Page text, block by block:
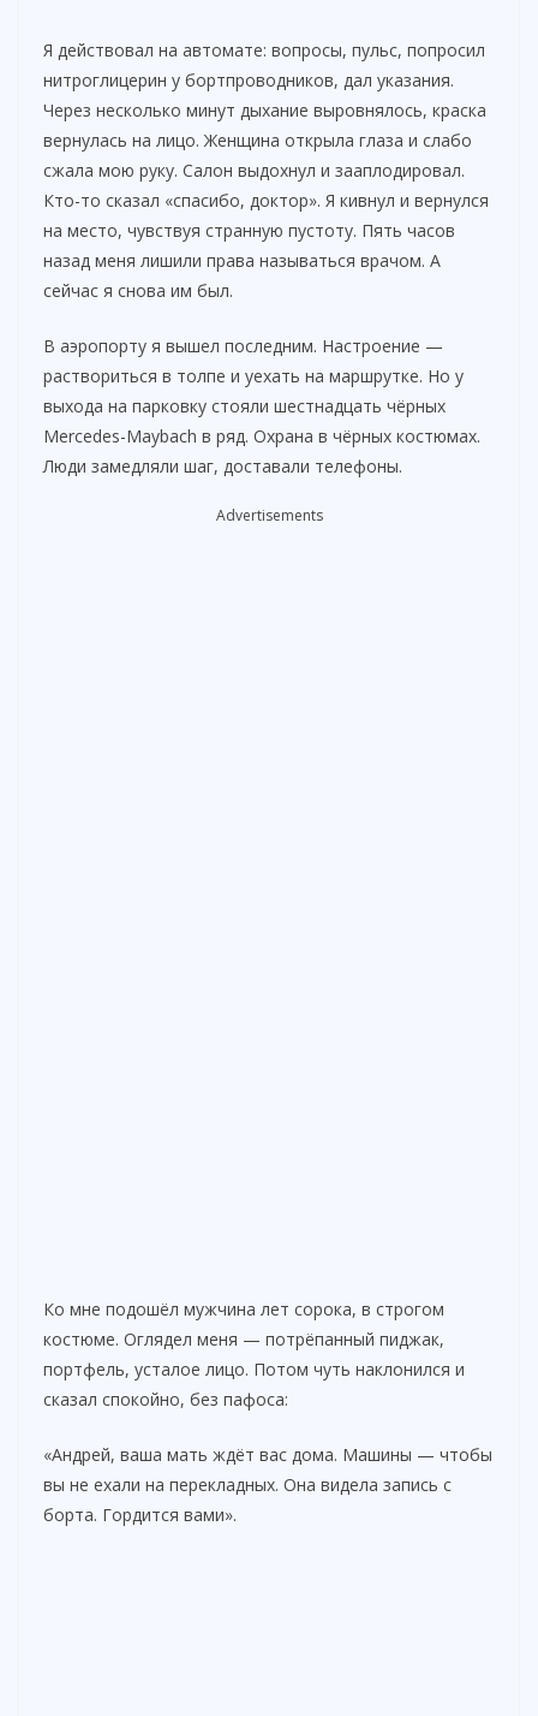
Я действовал на автомате: вопросы, пульс, попросил
нитроглицерин у бортпроводников, дал указания.
Через несколько минут дыхание выровнялось, краска
вернулась на лицо. Женщина открыла глаза и слабо
сжала мою руку. Салон выдохнул и зааплодировал.
Кто-то сказал «спасибо, доктор». Я кивнул и вернулся
на место, чувствуя странную пустоту. Пять часов
назад меня лишили права называться врачом. А
сейчас я снова им был.
В аэропорту я вышел последним. Настроение —
раствориться в толпе и уехать на маршрутке. Но у
выхода на парковку стояли шестнадцать чёрных
Mercedes-Maybach в ряд. Охрана в чёрных костюмах.
Люди замедляли шаг, доставали телефоны.
Advertisements
Ко мне подошёл мужчина лет сорока, в строгом
костюме. Оглядел меня — потрёпанный пиджак,
портфель, усталое лицо. Потом чуть наклонился и
сказал спокойно, без пафоса:
«Андрей, ваша мать ждёт вас дома. Машины — чтобы
вы не ехали на перекладных. Она видела запись с
борта. Гордится вами».